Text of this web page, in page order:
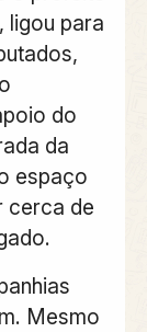
ligou para
do
da
espaço
cerca de
Mesmo